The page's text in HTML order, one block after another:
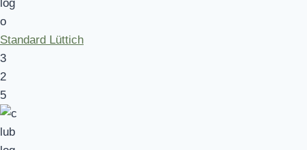
Standard Lüttich
3
2
5